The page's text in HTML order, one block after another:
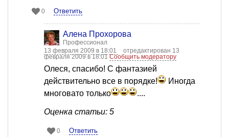
0 Ответить
Алена Прохорова
Профессионал
13 февраля 2009 в 18:01
отредактирован 13
февраля 2009 в 18:01Сообщить модератору
Олеся, спасибо! С фантазией
действительно все в порядке!
Иногда
многовато только
....
Оценка статьи: 5
0 Ответить